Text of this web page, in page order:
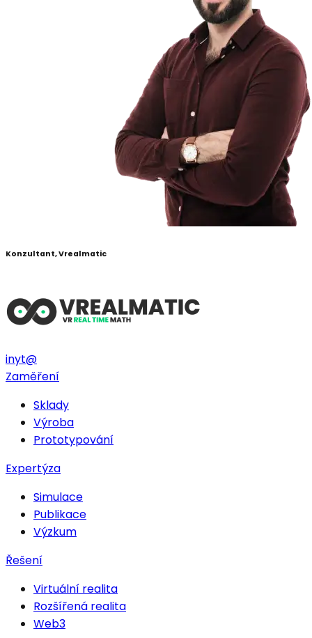
Konzultant, Vrealmatic
inyt@
Zaměření
Sklady
Výroba
Prototypování
Expertýza
Simulace
Publikace
Výzkum
Řešení
Virtuální realita
Rozšířená realita
Web3